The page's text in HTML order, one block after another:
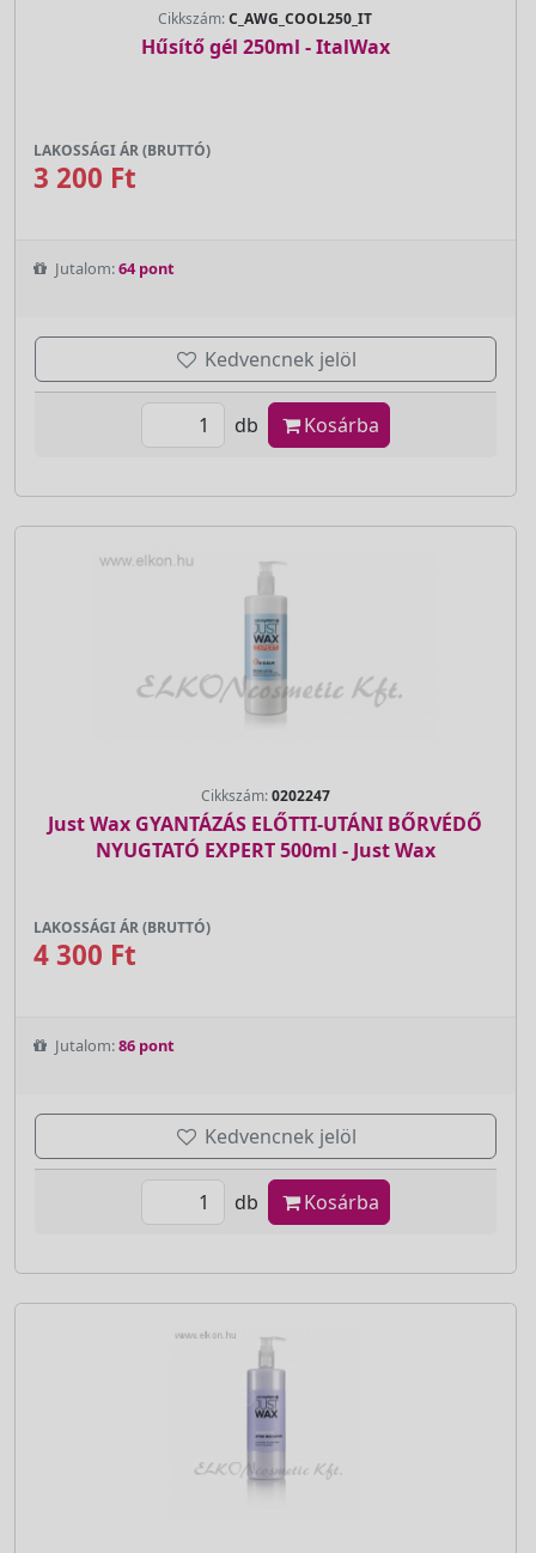
Cikkszám:C_AWG_COOL250_IT
Hűsítő gél 250ml - ItalWax
LAKOSSÁGI ÁR (BRUTTÓ)
3 200 Ft
Jutalom:64 pont
Kedvencnek jelöl
db Kosárba
Cikkszám:0202247
Just Wax GYANTÁZÁS ELŐTTI-UTÁNI BŐRVÉDŐ
NYUGTATÓ EXPERT 500ml - Just Wax
LAKOSSÁGI ÁR (BRUTTÓ)
4 300 Ft
Jutalom:86 pont
Kedvencnek jelöl
db Kosárba